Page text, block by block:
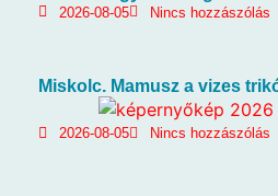
2026-08-05 Nincs hozzászólás
Miskolc. Mamusz a vizes
2026-08-05 Nincs hozzászólás